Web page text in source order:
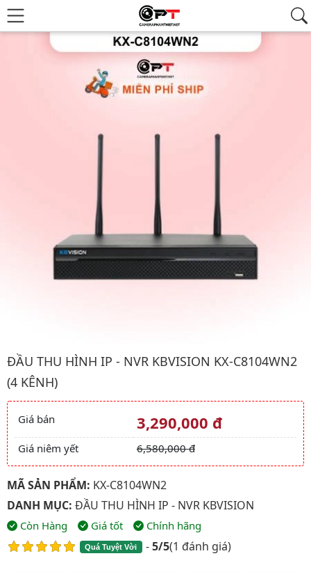
Hình ảnh đại diện của sản phẩm Đầu thu hình IP - NVR kbvision
ĐẦU THU HÌNH IP - NVR KBVISION KX-C8104WN2
(4 KÊNH)
Giá và khuyến mãi
Giá bán 3,290,000 đ
Giá niêm yết 6,580,000 đ
MÃ SẢN PHẨM: KX-C8104WN2
DANH MỤC: ĐẦU THU HÌNH IP - NVR KBVISION
Còn Hàng Giá tốt Chính hãng
Quá Tuyệt Vời -5/5(1 đánh giá)